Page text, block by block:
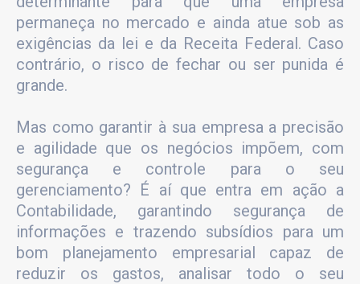
permaneça no mercado e ainda atue sob as
exigências da lei e da Receita Federal. Caso
contrário, o risco de fechar ou ser punida é
grande.
Mas como garantir à sua empresa a precisão
e agilidade que os negócios impõem, com
segurança e controle para o seu
gerenciamento? É aí que entra em ação a
Contabilidade, garantindo segurança de
informações e trazendo subsídios para um
bom planejamento empresarial capaz de
reduzir os gastos, analisar todo o seu